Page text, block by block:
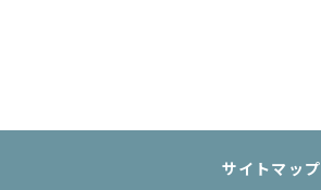
サイトマップ